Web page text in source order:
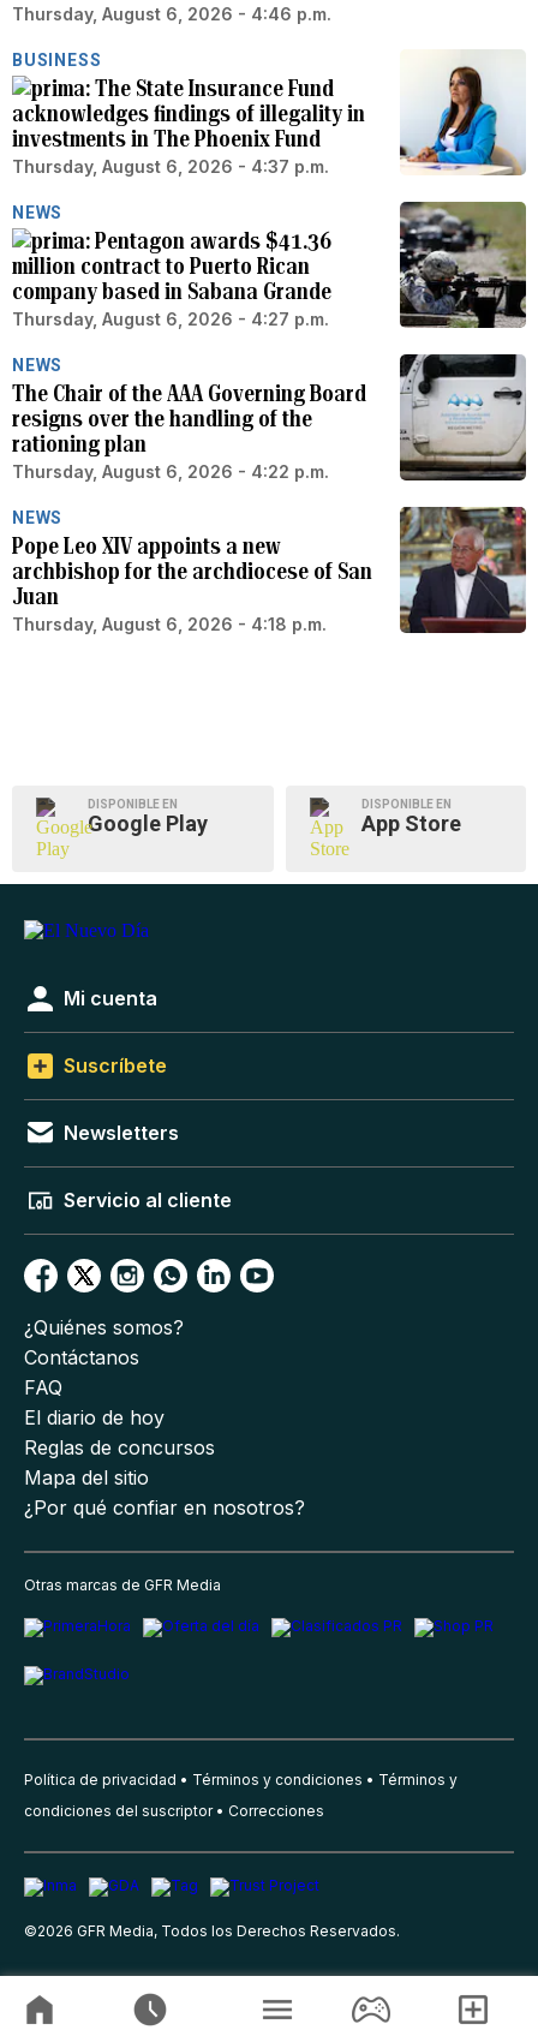
Thursday, August 6, 2026 - 4:46 p.m.
BUSINESS
The State Insurance Fund
acknowledges findings of illegality in
investments in The Phoenix Fund
Thursday, August 6, 2026 - 4:37 p.m.
NEWS
Pentagon awards $41.36
million contract to Puerto Rican
company based in Sabana Grande
Thursday, August 6, 2026 - 4:27 p.m.
NEWS
The Chair of the AAA Governing Board
resigns over the handling of the
rationing plan
Thursday, August 6, 2026 - 4:22 p.m.
NEWS
Pope Leo XIV appoints a new
archbishop for the archdiocese of San
Juan
Thursday, August 6, 2026 - 4:18 p.m.
DISPONIBLE EN
Google Play
DISPONIBLE EN
App Store
Mi cuenta
Suscríbete
Newsletters
Servicio al cliente
¿Quiénes somos?
Contáctanos
FAQ
El diario de hoy
Reglas de concursos
Mapa del sitio
¿Por qué confiar en nosotros?
Otras marcas de GFR Media
Política de privacidad Términos y condiciones
Términos y
condiciones del suscriptor
Correcciones
©2026 GFR Media, Todos los Derechos Reservados.